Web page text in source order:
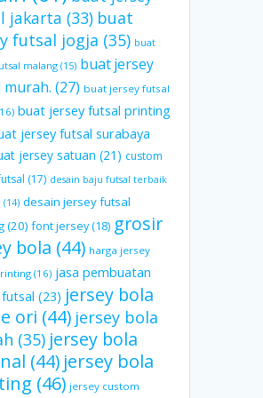
jakarta (33) buat
futsal jogja (35) buat
malang (15) buat jersey
(27) buat jersey futsal
buat jersey futsal printing
jersey futsal surabaya
jersey satuan (21) custom
(17) desain baju futsal terbaik
(14) desain jersey futsal
(20) font jersey(18) grosir
bola (44) harga jersey
(16) jasa pembuatan
(23) jersey bola
ori (44) jersey bola
(35) jersey bola
(44) jersey bola
(46) jersey custom